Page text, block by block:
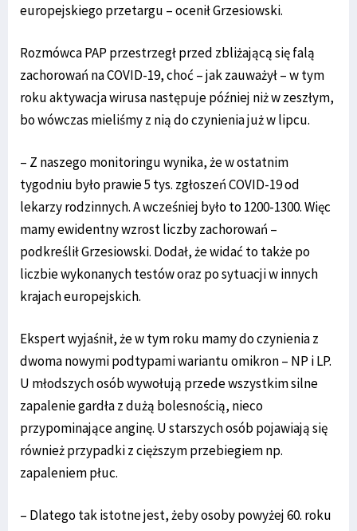
europejskiego przetargu – ocenił Grzesiowski.
Rozmówca PAP przestrzegł przed zbliżającą się falą
zachorowań na COVID-19, choć – jak zauważył – w tym
roku aktywacja wirusa następuje później niż w zeszłym,
bo wówczas mieliśmy z nią do czynienia już w lipcu.
– Z naszego monitoringu wynika, że w ostatnim
tygodniu było prawie 5 tys. zgłoszeń COVID-19 od
lekarzy rodzinnych. A wcześniej było to 1200-1300. Więc
mamy ewidentny wzrost liczby zachorowań –
podkreślił Grzesiowski. Dodał, że widać to także po
liczbie wykonanych testów oraz po sytuacji w innych
krajach europejskich.
Ekspert wyjaśnił, że w tym roku mamy do czynienia z
dwoma nowymi podtypami wariantu omikron – NP i LP.
U młodszych osób wywołują przede wszystkim silne
zapalenie gardła z dużą bolesnością, nieco
przypominające anginę. U starszych osób pojawiają się
również przypadki z cięższym przebiegiem np.
zapaleniem płuc.
– Dlatego tak istotne jest, żeby osoby powyżej 60. roku